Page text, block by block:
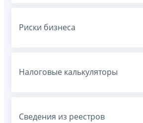
Риски бизнеса
Налоговые калькуляторы
Сведения из реестров